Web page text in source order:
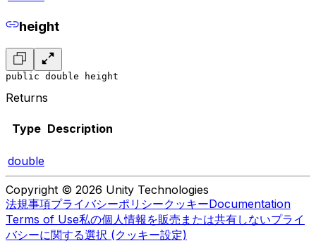
height
public double height
Returns
Type Description
double
Copyright © 2026 Unity Technologies
法規事項プライバシーポリシークッキーDocumentation
Terms of Use私の個人情報を販売または共有しないプライ
バシーに関する選択 (クッキー設定)